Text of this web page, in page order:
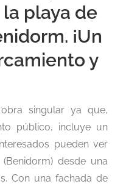
la playa de
¡Un
y
singular ya que,
público, incluye un
pueden ver
desde una
Con una fachada de